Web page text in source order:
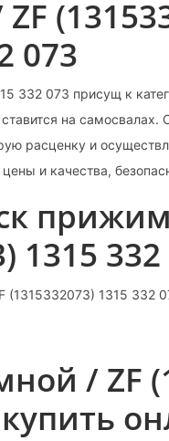
073
332 073 присущ к
на самосвалах.
расценку и
и качества,
1315
/ ZF